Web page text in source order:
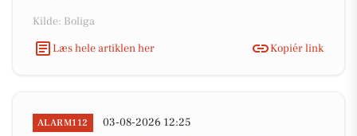
Kilde: Boliga
Læs hele artiklen her
Kopiér link
ALARM112 03-08-2026 12:25